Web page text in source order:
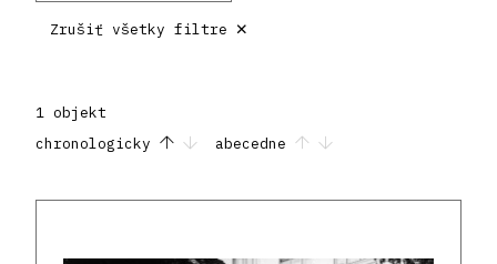
Zrušiť všetky filtre ×
1 objekt
chronologicky
abecedne